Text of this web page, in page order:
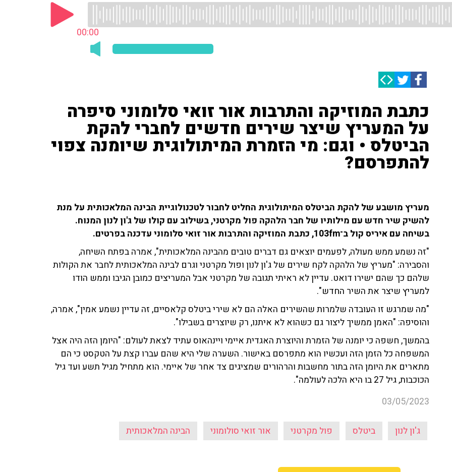
00:00
כתבת המוזיקה והתרבות אור זואי סלומוני סיפרה
על המעריץ שיצר שירים חדשים לחברי להקת
הביטלס • וגם: מי הזמרת המיתולוגית שיומנה צפוי
להתפרסם?
מעריץ מושבע של להקת הביטלס המיתולוגית החליט לחבור לטכנולוגיית הבינה המלאכותית על מנת
להשיק שיר חדש עם מילותיו של חבר הלהקה פול מקרטני, בשילוב עם קולו של ג'ון לנון המנוח.
בשיחה עם איריס קול ב־103fm, כתבת המוזיקה והתרבות אור זואי סלומוני עדכנה בפרטים.
"זה נשמע ממש מעולה, לפעמים יוצאים גם דברים טובים מהבינה המלאכותית", אמרה בפתח השיחה,
והסבירה: "מעריץ של הלהקה לקח שירים של ג'ון לנון ופול מקרטני וגרם לבינה המלאכותית לחבר את הקולות
שלהם כך שהם ישירו דואט. עדיין לא ראיתי תגובה של מקרטני אבל המעריצים כמובן הגיבו וממש הודו
למעריץ שיצר את השיר החדש".
"מה שמרגש זו העובדה שלמרות שהשירים האלה הם לא שירי ביטלס קלאסיים, זה עדיין נשמע אמין", אמרה,
והוסיפה: "האמן ממשיך ליצור גם כשהוא לא איתנו, רק שיוצרים בשבילו".
בהמשך, חשפה כי יומנה של הזמרת והיוצרת האגדית איימי ויינהאוס עתיד לצאת לעולם: "היומן הזה היה אצל
המשפחה כל הזמן הזה ועכשיו הוא מתפרסם באישור. השערה שלי היא שהם עברו קצת על הטקסט כי הם
מתארים את היומן הזה בתור מחשבות והרהורים שמציגים צד אחר של איימי. הוא מתחיל מגיל תשע ועד גיל
הכוכבות, גיל 27 בו היא הלכה לעולמה".
03/05/2023
ג'ון לנון ביטלס פול מקרטני אור זואי סולומוני הבינה המלאכותית